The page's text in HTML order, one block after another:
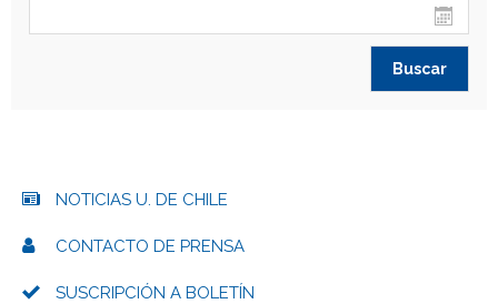
NOTICIAS U. DE CHILE
CONTACTO DE PRENSA
SUSCRIPCIÓN A BOLETÍN